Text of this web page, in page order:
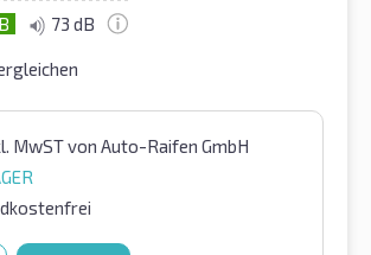
B 73 dB
MwSTvon Auto-Raifen GmbH